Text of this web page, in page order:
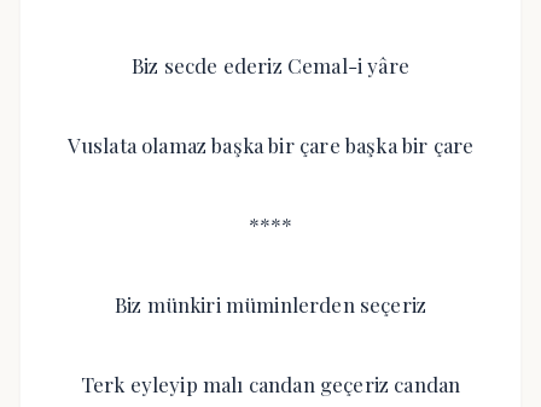
Biz secde ederiz Cemal-i yâre
Vuslata olamaz başka bir çare başka bir çare
****
Biz münkiri müminlerden seçeriz
Terk eyleyip malı candan geçeriz candan